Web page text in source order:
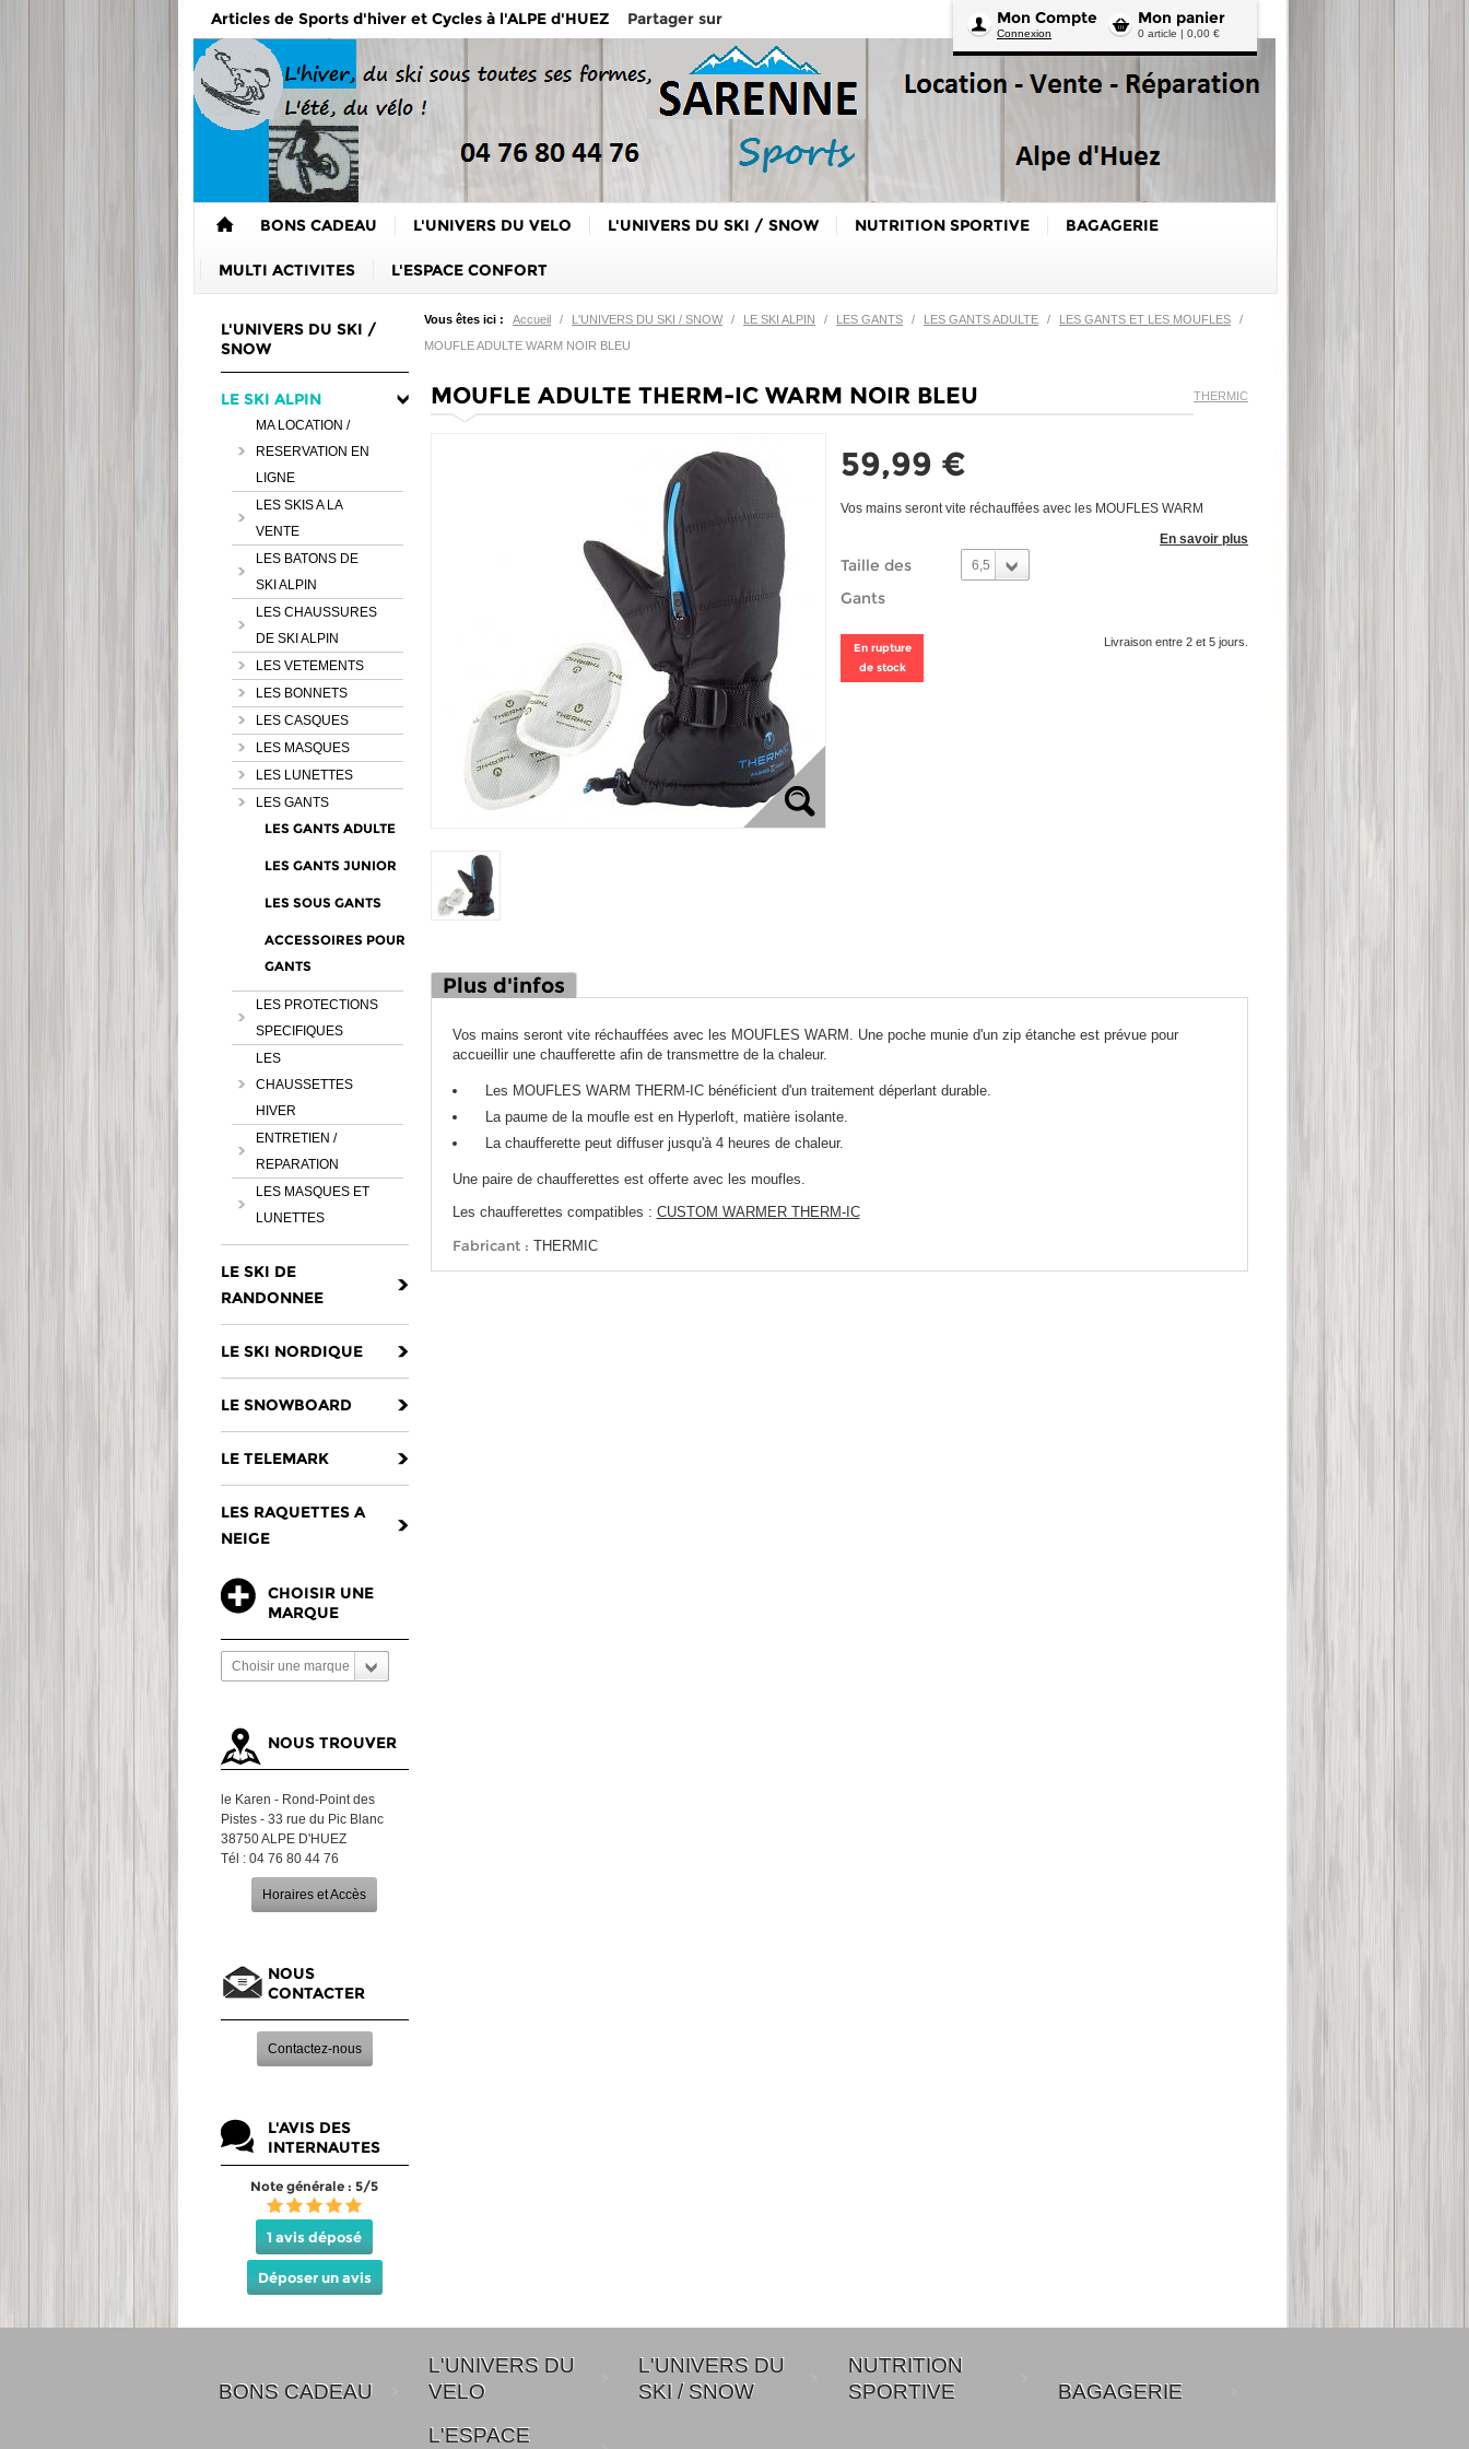
Mon panier
0 article | 0,00 €
Mon Compte
Connexion
Articles de Sports d'hiver et Cycles à l'ALPE d'HUEZ Partager sur
BONS CADEAU L'UNIVERS DU VELO L'UNIVERS DU SKI / SNOW NUTRITION SPORTIVE BAGAGERIE
MULTI ACTIVITES L'ESPACE CONFORT
L'UNIVERS DU SKI /
SNOW
LE SKI ALPIN
MA LOCATION /
RESERVATION EN
LIGNE
LES SKIS A LA
VENTE
LES BATONS DE
SKI ALPIN
LES CHAUSSURES
DE SKI ALPIN
LES VETEMENTS
LES BONNETS
LES CASQUES
LES MASQUES
LES LUNETTES
LES GANTS
LES GANTS ADULTE
LES GANTS JUNIOR
LES SOUS GANTS
ACCESSOIRES POUR
GANTS
LES PROTECTIONS
SPECIFIQUES
LES
CHAUSSETTES
HIVER
ENTRETIEN /
REPARATION
LES MASQUES ET
LUNETTES
LE SKI DE
RANDONNEE
LE SKI NORDIQUE
LE SNOWBOARD
LE TELEMARK
LES RAQUETTES A
NEIGE
CHOISIR UNE
MARQUE
Choisir une marque
NOUS TROUVER
le Karen - Rond-Point des
Pistes - 33 rue du Pic Blanc
38750 ALPE D'HUEZ
Tél : 04 76 80 44 76
Horaires et Accès
NOUS
CONTACTER
Contactez-nous
L'AVIS DES
INTERNAUTES
Note générale : 5/5
1 avis déposé
Déposer un avis
Vous êtes ici : Accueil / L'UNIVERS DU SKI / SNOW / LE SKI ALPIN / LES GANTS / LES GANTS ADULTE / LES GANTS ET LES MOUFLES
/
MOUFLE ADULTE WARM NOIR BLEU
THERMIC
MOUFLE ADULTE THERM-IC WARM NOIR BLEU
59,99 €
Vos mains seront vite réchauffées avec les MOUFLES WARM
En savoir plus
Taille des
Gants
6,5
En rupture
de stock
Livraison entre 2 et 5 jours.
Plus d'infos
Vos mains seront vite réchauffées avec les MOUFLES WARM. Une poche munie d'un zip étanche est prévue pour
accueillir une chaufferette afin de transmettre de la chaleur.
Les MOUFLES WARM THERM-IC bénéficient d'un traitement déperlant durable.
La paume de la moufle est en Hyperloft, matière isolante.
La chaufferette peut diffuser jusqu'à 4 heures de chaleur.
Une paire de chaufferettes est offerte avec les moufles.
Les chaufferettes compatibles : CUSTOM WARMER THERM-IC
Fabricant : THERMIC
BONS CADEAU
L'UNIVERS DU
VELO
L'UNIVERS DU
SKI / SNOW
NUTRITION
SPORTIVE
BAGAGERIE
L'ESPACE